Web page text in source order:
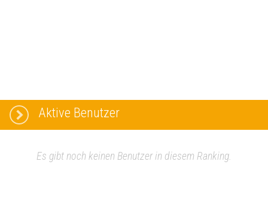
Aktive Benutzer
Es gibt noch keinen Benutzer in diesem Ranking.